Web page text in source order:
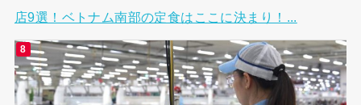
店9選！ベトナム南部の定食はここに決まり！...